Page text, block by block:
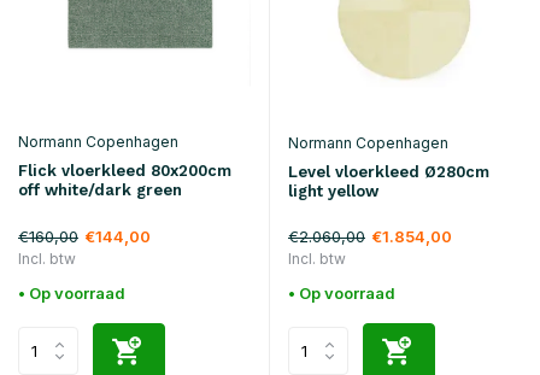
Normann Copenhagen
Flick vloerkleed 80x200cm
off white/dark green
€160,00 €144,00
Incl. btw
• Op voorraad
Normann Copenhagen
Level vloerkleed Ø280cm
light yellow
€2.060,00 €1.854,00
Incl. btw
• Op voorraad